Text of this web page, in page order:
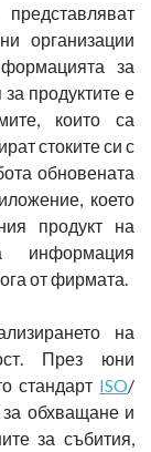
организации
за
продуктите е
които са
стоките си с
обновената
което
продукт на
информация
от фирмата.
на
През юни
стандарт ISO/
обхващане и
за събития,